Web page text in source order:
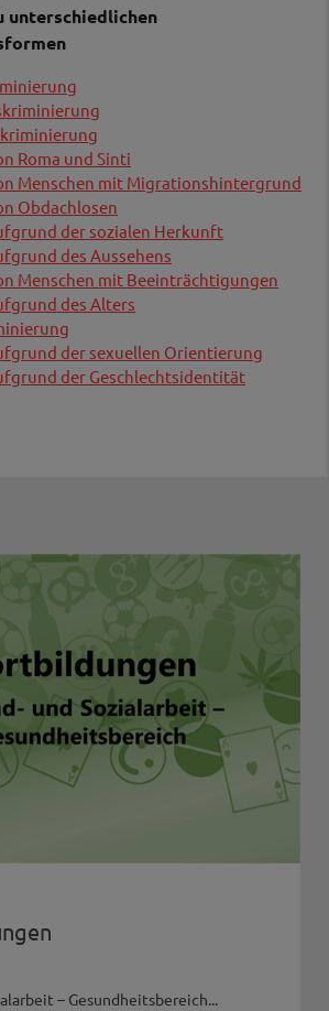
in der Südtiroler
rassistischer, ethnischer,
oder religiöser
betroffen sind, als auch
von Homo-, Bi- und
Behinderung, des Aussehens,
aufgrund der Herkunft und der
einer Nation Benachteiligung,
oder Ausgrenzung erleben,
und Unterstützung.
finden Sie
hier
unterschiedlichen
Roma und Sinti
Menschen mit Migrationshintergrund
Obdachlosen
der sozialen Herkunft
des Aussehens
Menschen mit Beeinträchtigungen
des Alters
der sexuellen Orientierung
der Geschlechtsidentität
– Gesundheitsbereich...